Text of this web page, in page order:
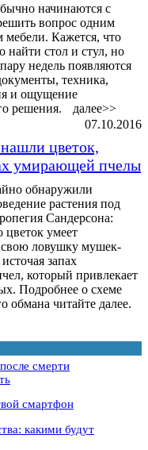
начинаются с
вопрос одним
мебели. Кажется, что
найти стол и стул, но
недель появляются
техника,
и ощущение
решения.
далее>>
07.10.2016
цветок,
умирающей пчелы
обнаружили
растения под
Сандерсона:
цветок умеет
свою ловушку мушек-
запах
который привлекает
Подробнее о схеме
обмана читайте далее.
смерти
смартфон
какими будут